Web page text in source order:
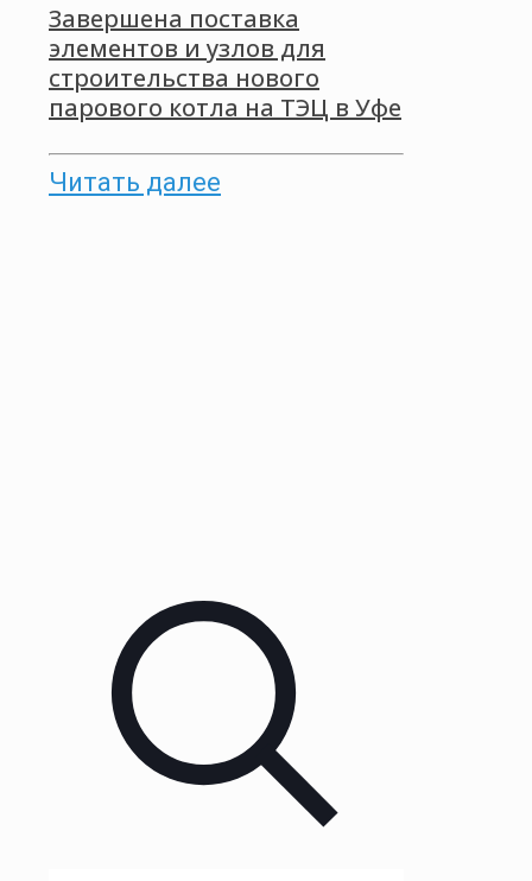
Завершена поставка
элементов и узлов для
строительства нового
парового котла на ТЭЦ в Уфе
Читать далее